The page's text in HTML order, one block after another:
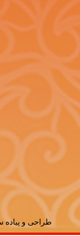
تــهــران -
بـهـبـودی خیابان
طراحی و